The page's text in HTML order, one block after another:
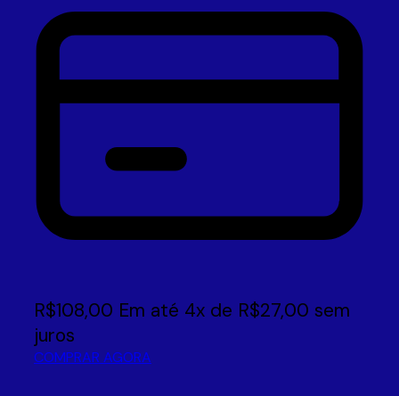
R$108,00 Em até 4x de R$27,00 sem
juros
COMPRAR AGORA